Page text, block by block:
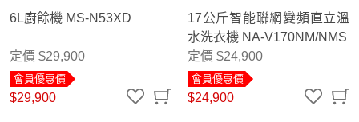
6L廚餘機 MS-N53XD
定價 $29,900
會員優惠價
$29,900
17公斤智能聯網變頻直立溫
水洗衣機 NA-V170NM/NMS
定價 $24,900
會員優惠價
$24,900